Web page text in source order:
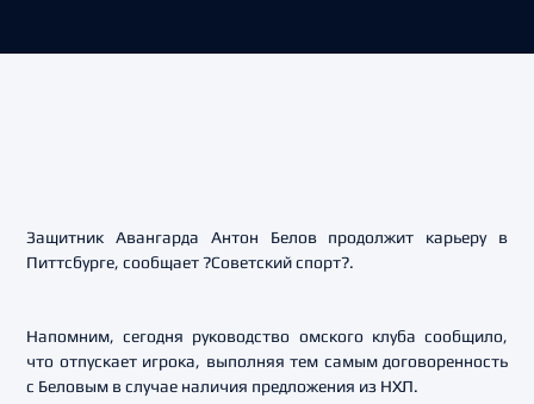
Защитник Авангарда Антон Белов продолжит карьеру в
Питтсбурге, сообщает ?Советский спорт?.
Напомним, сегодня руководство омского клуба сообщило,
что отпускает игрока, выполняя тем самым договоренность
с Беловым в случае наличия предложения из НХЛ.